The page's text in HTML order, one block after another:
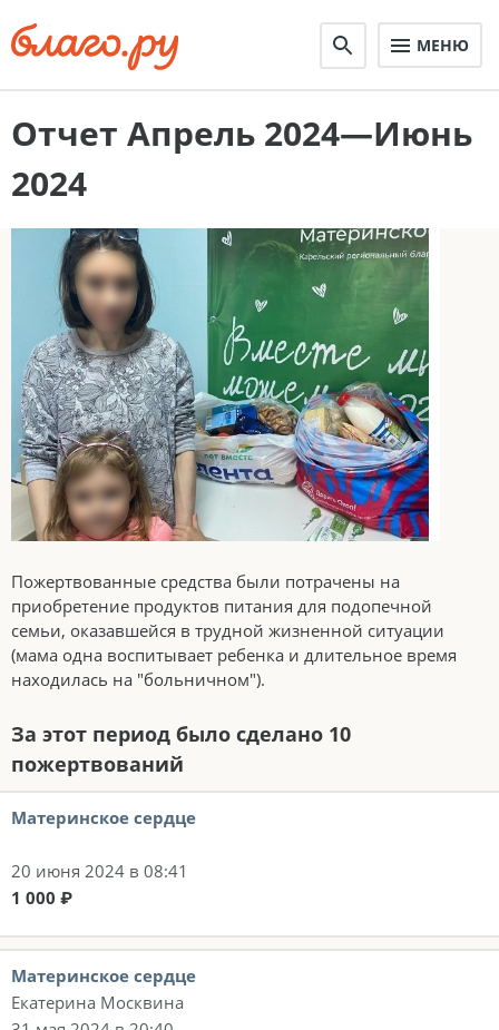
МЕНЮ
Отчет Апрель 2024—Июнь
2024
Пожертвованные средства были потрачены на
приобретение продуктов питания для подопечной
семьи, оказавшейся в трудной жизненной ситуации
(мама одна воспитывает ребенка и длительное время
находилась на "больничном").
За этот период было сделано 10
пожертвований
Материнское сердце
20 июня 2024 в 08:41
1 000 ₽
Материнское сердце
Екатерина Москвина